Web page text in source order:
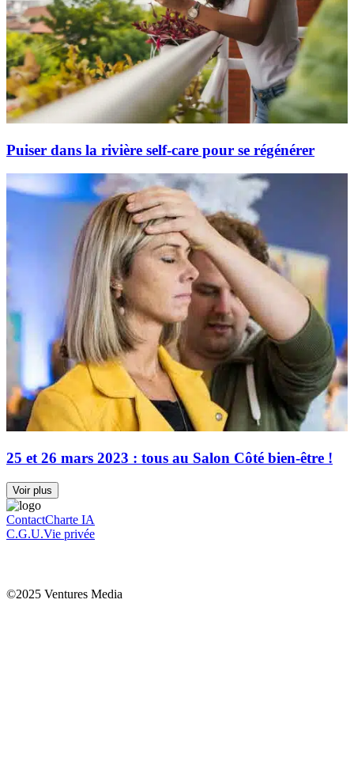
Puiser dans la rivière self-care pour se régénérer
25 et 26 mars 2023 : tous au Salon Côté bien-être !
Voir plus
ContactCharte IA
C.G.U.Vie privée
©2025 Ventures Media